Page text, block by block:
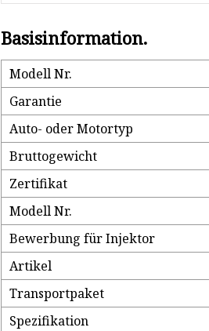
Basisinformation.
Modell Nr.
Garantie
Auto- oder Motortyp
Bruttogewicht
Zertifikat
Modell Nr.
Bewerbung für Injektor
Artikel
Transportpaket
Spezifikation